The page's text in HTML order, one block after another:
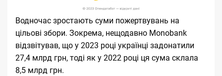
Водночас зростають суми пожертвувань на
цільові збори. Зокрема, нещодавно Monobank
відзвітував, що у 2023 році українці задонатили
27,4 млрд грн, тоді як у 2022 році ця сума склала
8,5 млрд грн.